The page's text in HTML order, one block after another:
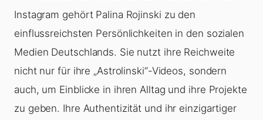
Instagram gehört Palina Rojinski zu den
einflussreichsten Persönlichkeiten in den sozialen
Medien Deutschlands. Sie nutzt ihre Reichweite
nicht nur für ihre „Astrolinski“-Videos, sondern
auch, um Einblicke in ihren Alltag und ihre Projekte
zu geben. Ihre Authentizität und ihr einzigartiger